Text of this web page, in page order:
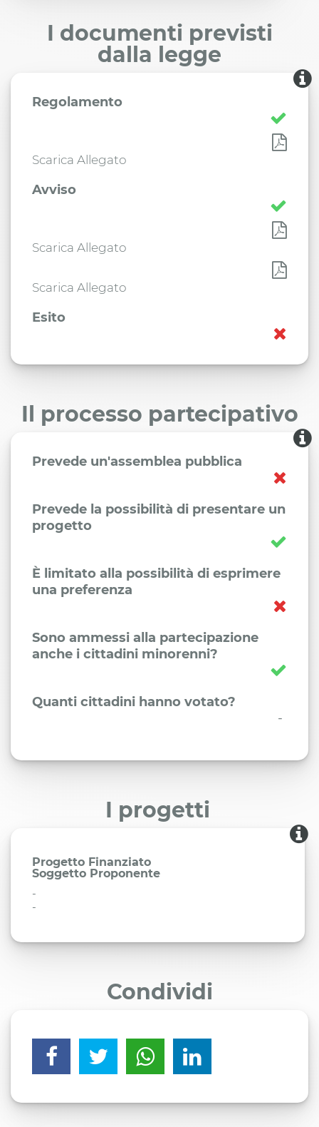
I documenti previsti
dalla legge
Regolamento
Scarica Allegato
Avviso
Scarica Allegato
Scarica Allegato
Esito
Il processo partecipativo
Prevede un'assemblea pubblica
Prevede la possibilità di presentare un
progetto
È limitato alla possibilità di esprimere
una preferenza
Sono ammessi alla partecipazione
anche i cittadini minorenni?
Quanti cittadini hanno votato?
-
I progetti
Progetto Finanziato
Soggetto Proponente
-
-
Condividi